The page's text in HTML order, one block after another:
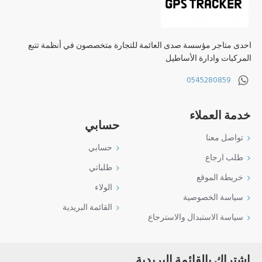
احدى متاجر مؤسسة صدى العائمة للتجارة متخصصون في أنظمة تتبع
المركبات وادارة الأساطيل
0545280859
خدمة العملاء
تواصل معنا
طلب ارجاع
خريطة الموقع
سياسة الخصوصية
سياسة الاستبدال والاسترجاع
حسابي
حسابي
طلباتي
الولاء
القائمة البريدية